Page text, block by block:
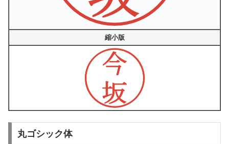
縮小版
丸ゴシック体